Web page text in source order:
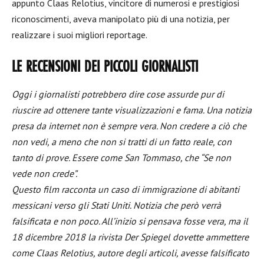
appunto Claas Relotius, vincitore di numerosi e prestigiosi
riconoscimenti, aveva manipolato più di una notizia, per
realizzare i suoi migliori reportage.
LE RECENSIONI DEI PICCOLI GIORNALISTI
Oggi i giornalisti potrebbero dire cose assurde pur di
riuscire ad ottenere tante visualizzazioni e fama. Una notizia
presa da internet non è sempre vera. Non credere a ciò che
non vedi, a meno che non si tratti di un fatto reale, con
tanto di prove. Essere come San Tommaso, che “Se non
vede non crede”.
Questo film racconta un caso di immigrazione di abitanti
messicani verso gli Stati Uniti. Notizia che però verrà
falsificata e non poco. All’inizio si pensava fosse vera, ma il
18 dicembre 2018 la rivista Der Spiegel dovette ammettere
come Claas Relotius, autore degli articoli, avesse falsificato